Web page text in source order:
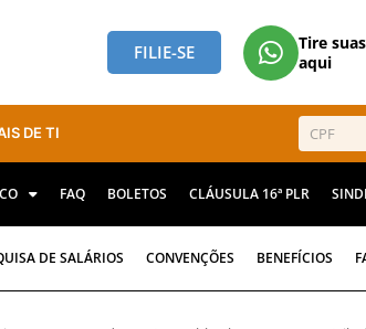
FILIE-SE
Tire
aqui
DE TI
FAQ BOLETOS CLÁUSULA 16ª PLR
DE SALÁRIOS CONVENÇÕES BENEFÍCIOS